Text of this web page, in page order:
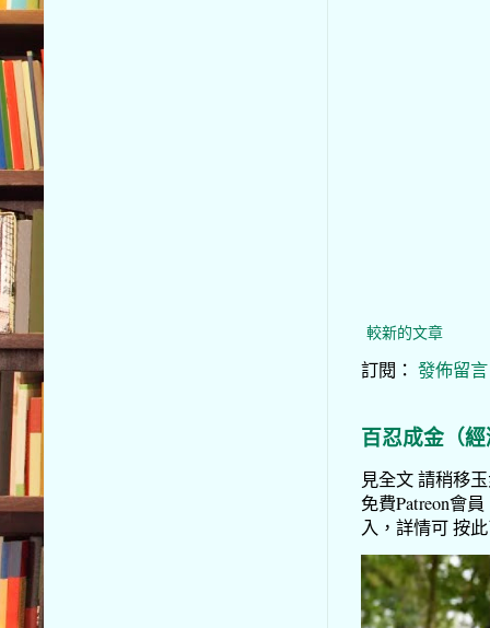
較新的文章
訂閱： 發佈留
百忍成金（
見全文 請稍移
免費Patreon會
入，詳情可 按